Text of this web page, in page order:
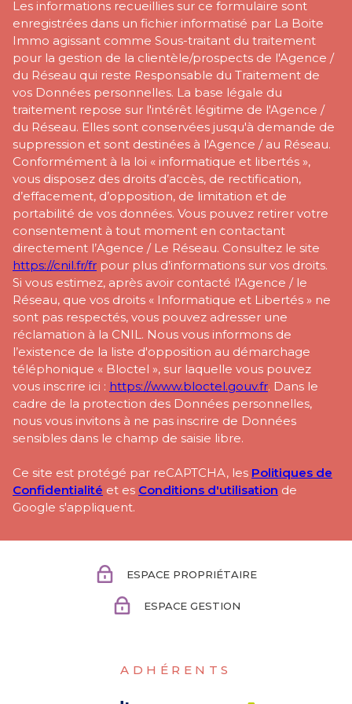
Les informations recueillies sur ce formulaire sont
enregistrées dans un fichier informatisé par La Boite
Immo agissant comme Sous-traitant du traitement
pour la gestion de la clientèle/prospects de l'Agence /
du Réseau qui reste Responsable du Traitement de
vos Données personnelles. La base légale du
traitement repose sur l'intérêt légitime de l'Agence /
du Réseau. Elles sont conservées jusqu'à demande de
suppression et sont destinées à l'Agence / au Réseau.
Conformément à la loi « informatique et libertés »,
vous disposez des droits d’accès, de rectification,
d’effacement, d’opposition, de limitation et de
portabilité de vos données. Vous pouvez retirer votre
consentement à tout moment en contactant
directement l’Agence / Le Réseau. Consultez le site
https://cnil.fr/fr pour plus d’informations sur vos droits.
Si vous estimez, après avoir contacté l'Agence / le
Réseau, que vos droits « Informatique et Libertés » ne
sont pas respectés, vous pouvez adresser une
réclamation à la CNIL. Nous vous informons de
l’existence de la liste d'opposition au démarchage
téléphonique « Bloctel », sur laquelle vous pouvez
vous inscrire ici : https://www.bloctel.gouv.fr. Dans le
cadre de la protection des Données personnelles,
nous vous invitons à ne pas inscrire de Données
sensibles dans le champ de saisie libre.
Ce site est protégé par reCAPTCHA, les Politiques de
Confidentialité et es Conditions d'utilisation de
Google s'appliquent.
ESPACE PROPRIÉTAIRE
ESPACE GESTION
ADHÉRENTS